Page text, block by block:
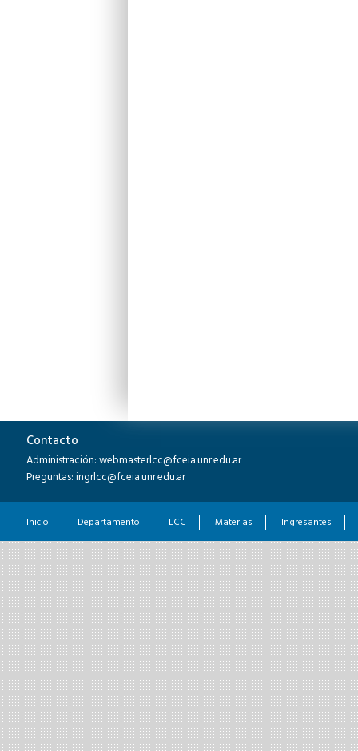
Contacto
Administración: webmasterlcc@fceia.unr.edu.ar
Preguntas: ingrlcc@fceia.unr.edu.ar
Inicio Departamento LCC Materias Ingresantes